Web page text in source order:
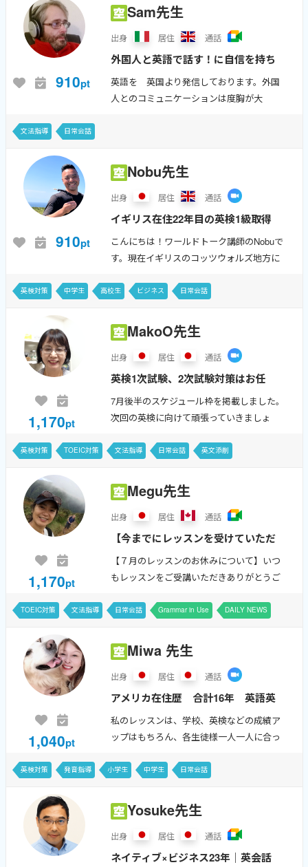
910pt
Sam先生
出身 居住 通話
外国人と英語で話す！に自信を持ち
たい方にお勧めです‼
英語を 英国より発信しております。外国
人とのコミュニケーションは度胸が大
文法指導 日常会話
910pt
Nobu先生
出身 居住 通話
イギリス在住22年目の英検1級取得
の講師が皆様に丁寧かつフレンドリ
ーに楽しく英語をお教えいたしま
数は2025年4月時点で5000回以上。
こんにちは！ワールドトーク講師のNobuで
す。現在イギリスのコッツウォルズ地方に
す。妻は語学学校の副校長として勤務して
英検対策 中学生 高校生 ビジネス 日常会話
1,170pt
MakoO先生
出身 居住 通話
英検1次試験、2次試験対策はお任
せください（特に準1級/２級）。
Web教材を使っての会話練習も好
7月後半のスケジュール枠を掲載しました。
次回の英検に向けて頑張っていきましょ
ばうれしいです。毎月の前半部分のスケジ
英検対策 TOEIC対策 文法指導 日常会話 英文添削
1,170pt
Megu先生
出身 居住 通話
【今までにレッスンを受けていただ
いたことのある生徒さんのみご予約
を受け付けております。】 カナダ
げさまで、累計レッスン数5500回
【７月のレッスンのお休みについて】いつ
もレッスンをご受講いただきありがとうご
たします。日本時間の7月1日(水)の夜のレッ
TOEIC対策 文法指導 日常会話 Grammar in Use DAILY NEWS
1,040pt
Miwa 先生
出身 居住 通話
アメリカ在住歴 合計16年 英語英
会話教室８年経営 キッズエキスパ
ート バイリンガルならではの日本
の子供たちに使える英語を 従来の
私のレッスンは、学校、英検などの成績ア
ップはもちろん、各生徒様一人一人に合っ
将来使える英語力を伸ばしていく事に力を
や考...
英検対策 発音指導 小学生 中学生 日常会話
Yosuke先生
出身 居住 通話
ネイティブ×ビジネス23年｜英会話